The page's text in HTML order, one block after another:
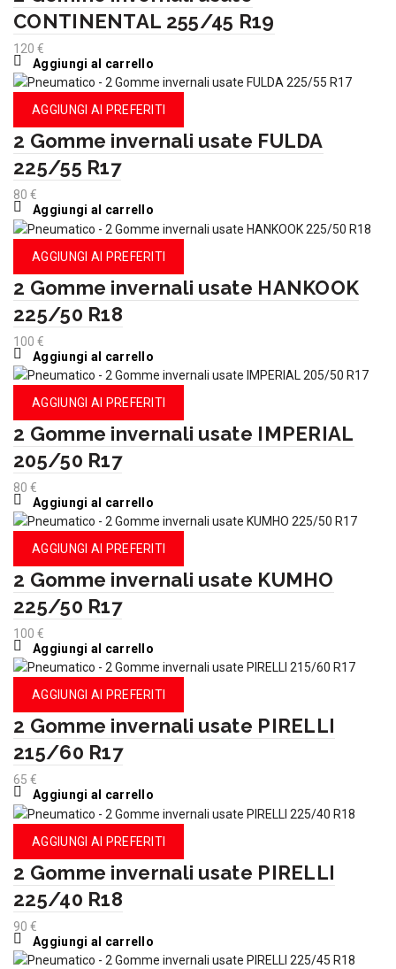
CONTINENTAL 255/45 R19
120 €
Aggiungi al carrello
AGGIUNGI AI PREFERITI
2 Gomme invernali usate FULDA
225/55 R17
80 €
Aggiungi al carrello
AGGIUNGI AI PREFERITI
2 Gomme invernali usate HANKOOK
225/50 R18
100 €
Aggiungi al carrello
AGGIUNGI AI PREFERITI
2 Gomme invernali usate IMPERIAL
205/50 R17
80 €
Aggiungi al carrello
AGGIUNGI AI PREFERITI
2 Gomme invernali usate KUMHO
225/50 R17
100 €
Aggiungi al carrello
AGGIUNGI AI PREFERITI
2 Gomme invernali usate PIRELLI
215/60 R17
65 €
Aggiungi al carrello
AGGIUNGI AI PREFERITI
2 Gomme invernali usate PIRELLI
225/40 R18
90 €
Aggiungi al carrello